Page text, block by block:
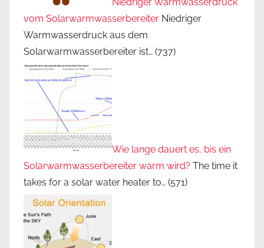
Niedriger Warmwasserdruck
vom Solarwarmwasserbereiter Niedriger
Warmwasserdruck aus dem
Solarwarmwasserbereiter ist… (737)
Wie lange dauert es, bis ein
Solarwarmwasserbereiter warm wird? The time it
takes for a solar water heater to… (571)